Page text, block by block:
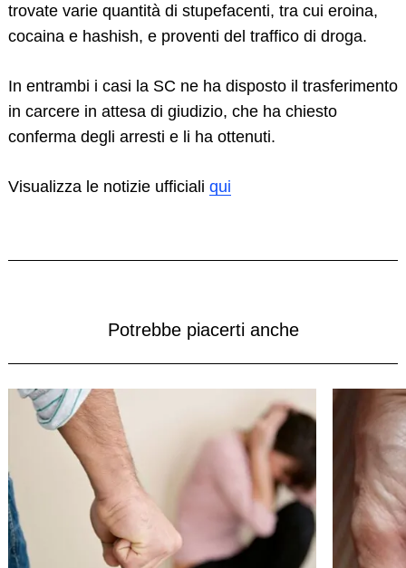
trovate varie quantità di stupefacenti, tra cui eroina,
cocaina e hashish, e proventi del traffico di droga.
In entrambi i casi la SC ne ha disposto il trasferimento
in carcere in attesa di giudizio, che ha chiesto
conferma degli arresti e li ha ottenuti.
Visualizza le notizie ufficiali qui
Potrebbe piacerti anche